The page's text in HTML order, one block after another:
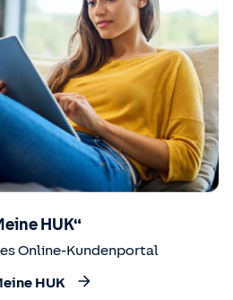
HUK“
Online-Kundenportal
HUK